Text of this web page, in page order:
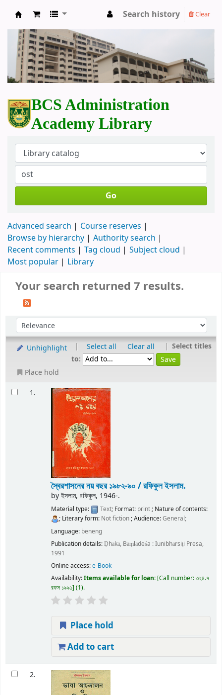
BCS Administration Academy Library
Search history Clear
BCS Administration
Academy Library
Go
Advanced search
Course reserves
Browse by hierarchy
Authority search
Recent comments
Tag cloud
Subject cloud
Most popular
Library
Your search returned 7 results.
Unhighlight | Select all Clear all | Select titles
to:
Place hold
1.
স্বৈরশাসনের নয় বছর ১৯৮২-৯০ /রফিকুল ইসলাম.
byইসলাম, রফিকুল, 1946-.
Material type: Text; Format: print; Nature of contents:
; Literary form: Not fiction; Audience:General;
Language: beneng
Publication details:Ḍhākā, Bāṃlādeśa :Iunibhārsiṭi Presa,
1991
Online access:e-Book
Availability:Items available for loan: Call number:৩২৪.৭
রফস ১৯৯১ (1).
Place hold
Add to cart
2.